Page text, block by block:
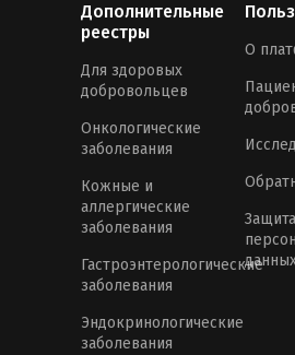
Дополнительные
реестры
Для здоровых
добровольцев
Онкологические
заболевания
Кожные и
аллергические
заболевания
Гастроэнтерологические
заболевания
Эндокринологические
заболевания
О
Защита